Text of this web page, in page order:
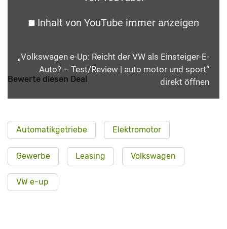
Inhalt von YouTube immer anzeigen
„Volkswagen e-Up: Reicht der VW als Einsteiger-E-
Auto? – Test/Review | auto motor und sport“
direkt öffnen
Bewerte diesen Deal
Automatikgetriebe Elektromotor
Gewerbe Leasing Volkswagen
VW e-up